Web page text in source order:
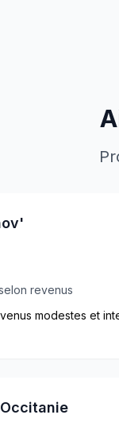
revenus
modestes et